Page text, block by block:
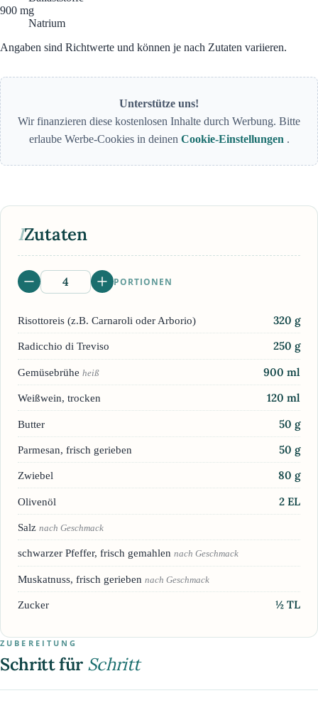
900 mg
Natrium
Angaben sind Richtwerte und können je nach Zutaten variieren.
Unterstütze uns!
Wir finanzieren diese kostenlosen Inhalte durch Werbung. Bitte
erlaube Werbe-Cookies in deinen Cookie-Einstellungen .
IZutaten
PORTIONEN
Risottoreis (z.B. Carnaroli oder Arborio) 320 g
Radicchio di Treviso 250 g
Gemüsebrühe heiß 900 ml
Weißwein, trocken 120 ml
Butter 50 g
Parmesan, frisch gerieben 50 g
Zwiebel 80 g
Olivenöl 2 EL
Salz nach Geschmack
schwarzer Pfeffer, frisch gemahlen nach Geschmack
Muskatnuss, frisch gerieben nach Geschmack
Zucker ½ TL
ZUBEREITUNG
Schritt für Schritt